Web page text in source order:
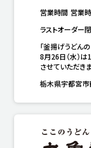
営業時間 営業
ラストオーダー
「釜揚げうどん
8月26日（水）
させていただきま
栃木県宇都宮